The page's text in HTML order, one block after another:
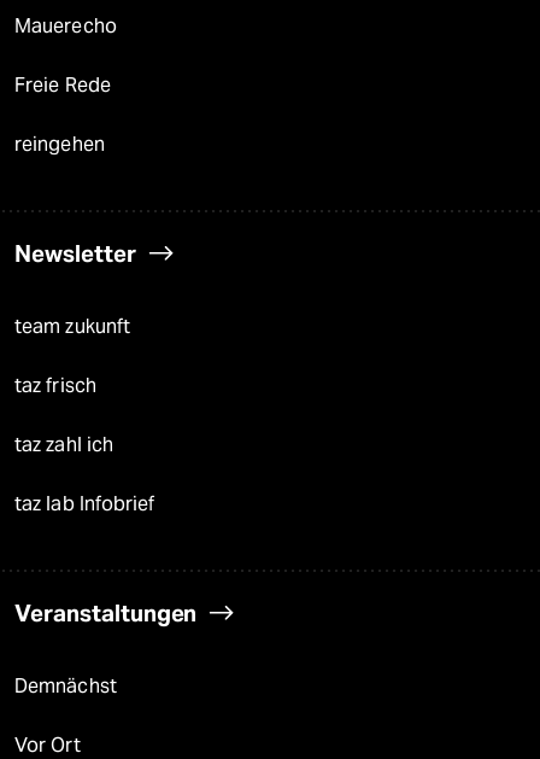
Mauerecho
Freie Rede
reingehen
Newsletter
team zukunft
taz frisch
taz zahl ich
taz lab Infobrief
Veranstaltungen
Demnächst
Vor Ort